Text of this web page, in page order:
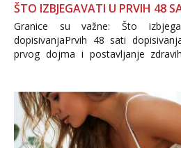
ŠTO IZBJEGAVATI U PRVIH 48
Granice su važne: Što
dopisivanjaPrvih 48 sati
prvog dojma i postavljanje
Važno je izbjeći prebrzo
informacija, jer nepoznata
povjerenje. Takođe...